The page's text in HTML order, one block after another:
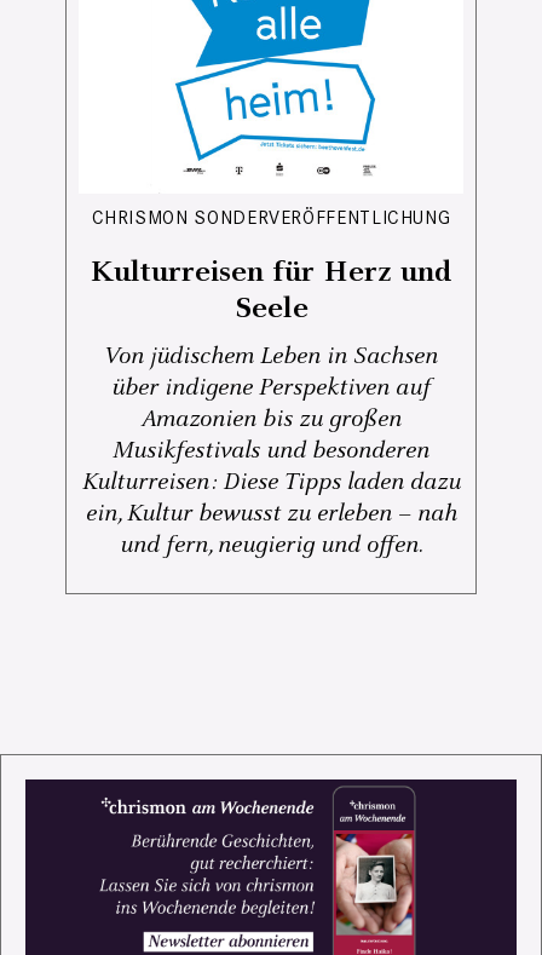
CHRISMON SONDERVERÖFFENTLICHUNG
Kulturreisen für Herz und
Seele
Von jüdischem Leben in Sachsen
über indigene Perspektiven auf
Amazonien bis zu großen
Musikfestivals und besonderen
Kulturreisen: Diese Tipps laden dazu
ein, Kultur bewusst zu erleben – nah
und fern, neugierig und offen.